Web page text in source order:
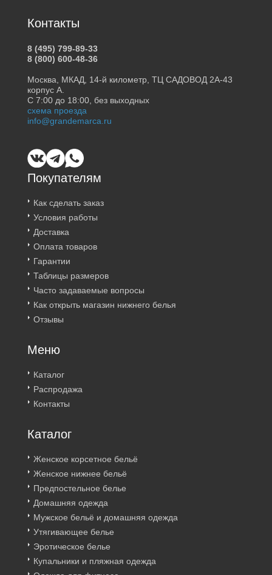
Покупателям
Как сделать заказ
Условия работы
Доставка
Оплата товаров
Гарантии
Таблицы размеров
Часто задаваемые вопросы
Как открыть магазин нижнего белья
Отзывы
Меню
Каталог
Распродажа
Контакты
Каталог
Женское корсетное бельё
Женское нижнее бельё
Предпостельное белье
Домашняя одежда
Мужское бельё и домашняя одежда
Утягивающее белье
Эротическое белье
Купальники и пляжная одежда
Контакты
8 (495) 799-89-33
8 (800) 600-48-36
Москва, МКАД, 14-й километр, ТЦ САДОВОД 2А-43
корпус А.
С 7:00 до 18:00, без выходных
схема проезда
info@grandemarca.ru